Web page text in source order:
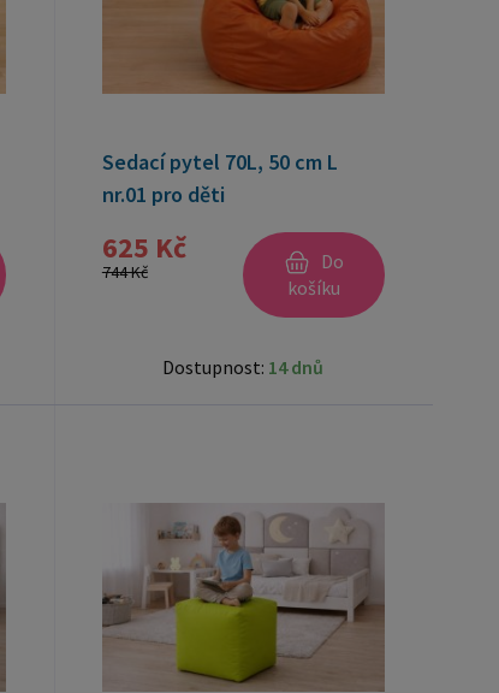
Sedací pytel 70L, 50 cm L
nr.01 pro děti
625 Kč
744 Kč
Do
košíku
Dostupnost: 14 dnů